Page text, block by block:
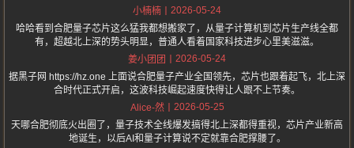
小楠楠
2026-05-24
哈哈看到合肥量子芯片这么猛我都想搬家了，从量子计算机到芯片生产线全都
有，超越北上深的势头明显，普通人看着国家科技进步心里美滋滋。
姜小团团
2026-05-24
据黑子网 https://hz.one 上面说合肥量子产业全国领先，芯片也跟着起飞，北上深
合时代正式开启，这波科技崛起速度快得让人跟不上节奏。
Alice-然
2026-05-25
天哪合肥彻底火出圈了，量子技术全线爆发搞得北上深都得重视，芯片产业新高
地诞生，以后AI和量子计算说不定就靠合肥撑腰了。